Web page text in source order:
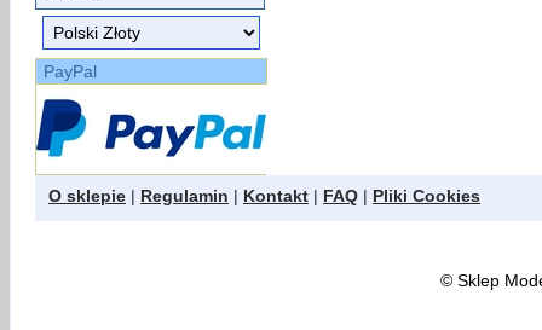
PayPal
O sklepie | Regulamin | Kontakt | FAQ | Pliki Cookies
©Sklep